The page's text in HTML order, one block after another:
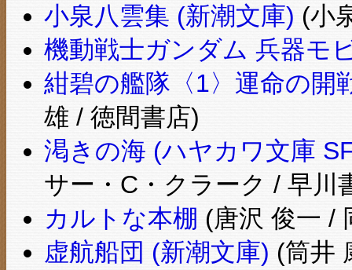
小泉八雲集 (新潮文庫) (小
機動戦士ガンダム 兵器モ
紺碧の艦隊〈1〉運命の開
雄 / 徳間書店)
渇きの海 (ハヤカワ文庫
サー・C・クラーク / 早川
カルトな本棚 (唐沢 俊一 /
虚航船団 (新潮文庫) (筒井